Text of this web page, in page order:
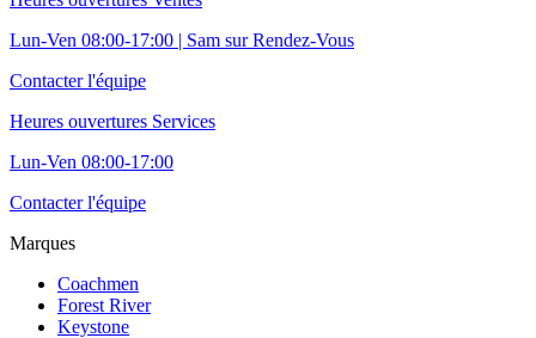
Lun-Ven 08:00-17:00 | Sam sur Rendez-Vous
Contacter l'équipe
Heures ouvertures Services
Lun-Ven 08:00-17:00
Contacter l'équipe
Marques
Coachmen
Forest River
Keystone